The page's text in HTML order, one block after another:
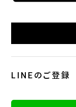
LINEのご登録